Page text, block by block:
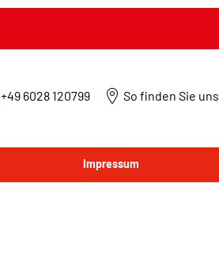
+49 6028 120799 So finden Sie uns
Impressum